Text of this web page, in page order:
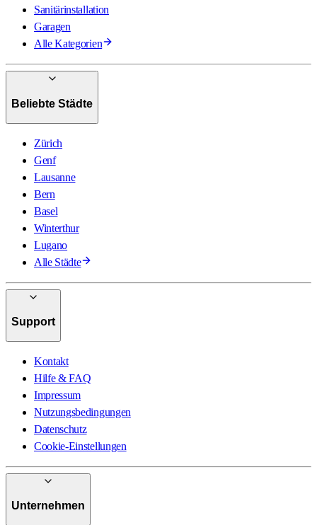
Sanitärinstallation
Garagen
Alle Kategorien
Beliebte Städte
Zürich
Genf
Lausanne
Bern
Basel
Winterthur
Lugano
Alle Städte
Support
Kontakt
Hilfe & FAQ
Impressum
Nutzungsbedingungen
Datenschutz
Cookie-Einstellungen
Unternehmen